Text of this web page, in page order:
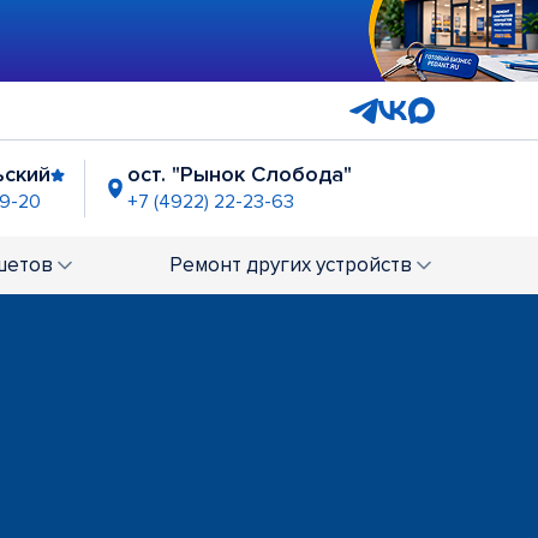
20
ост. "Рынок Слобода"
+7 (4922) 22-23-63
Ремонт других устройств